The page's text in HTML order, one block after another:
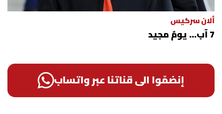
ألان سركيس
7 آب... يومٌ مجيد
إنضمّوا الى قناتنا عبر واتساب